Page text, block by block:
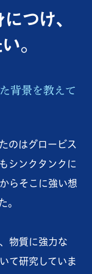
つけ、
。
背景を教えて
のはグロービス
シンクタンクに
らそこに強い想
。
物質に強力な
て研究していま